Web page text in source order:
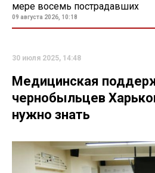
мере восемь пострадавших
09 августа 2026, 10:18
30 июля 2025, 14:48
Медицинская
чернобыльцев
нужно знать